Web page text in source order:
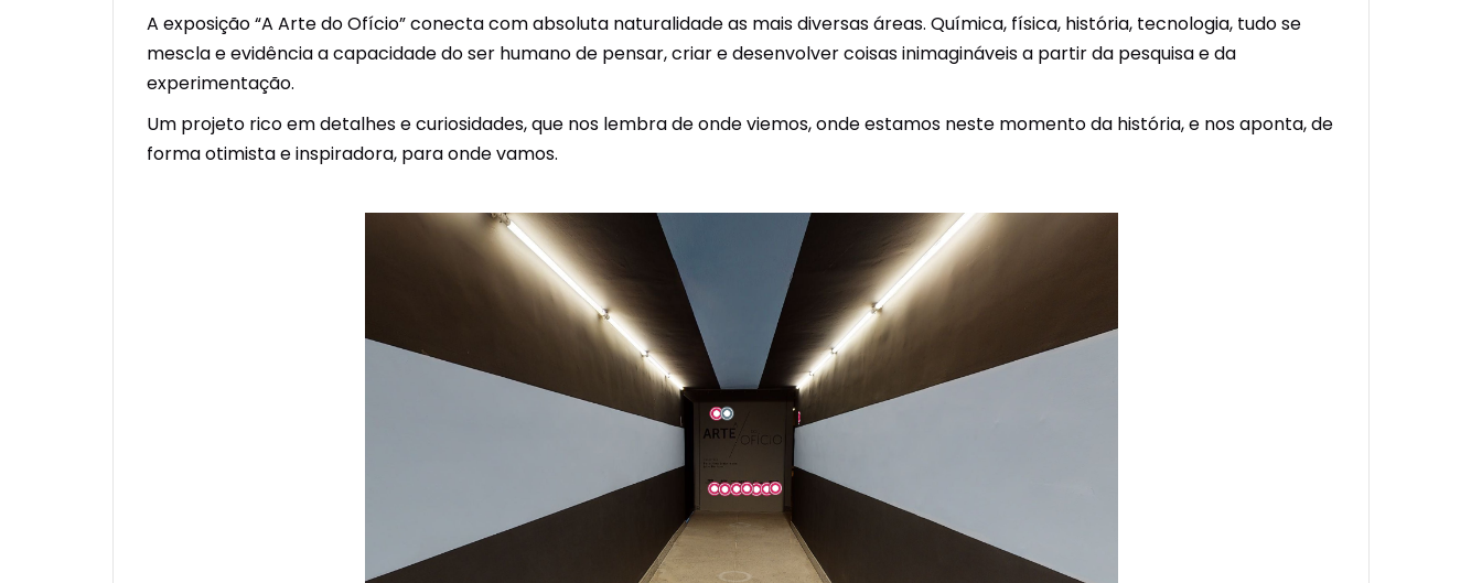
A exposição “A Arte do Ofício” conecta com absoluta naturalidade as mais diversas áreas. Química, física, história, tecnologia, tudo se
mescla e evidência a capacidade do ser humano de pensar, criar e desenvolver coisas inimagináveis a partir da pesquisa e da
experimentação.
Um projeto rico em detalhes e curiosidades, que nos lembra de onde viemos, onde estamos neste momento da história, e nos aponta, de
forma otimista e inspiradora, para onde vamos.